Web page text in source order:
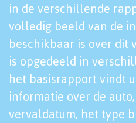
in de verschillende
volledig beeld van de
beschikbaar is over dit
is opgedeeld in
het basisrapport vindt
informatie over de
vervaldatum, het type